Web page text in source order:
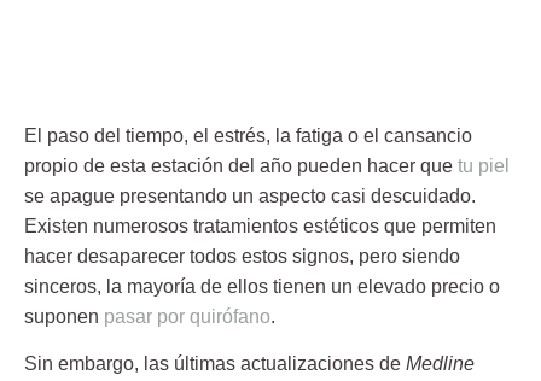
El paso del tiempo, el estrés, la fatiga o el cansancio
propio de esta estación del año pueden hacer que tu piel
se apague presentando un aspecto casi descuidado.
Existen numerosos tratamientos estéticos que permiten
hacer desaparecer todos estos signos, pero siendo
sinceros, la mayoría de ellos tienen un elevado precio o
suponen pasar por quirófano.
Sin embargo, las últimas actualizaciones de Medline